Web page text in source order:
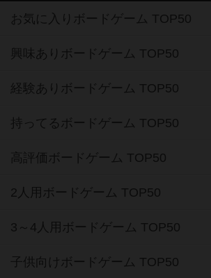
お気に入りボードゲーム TOP50
興味ありボードゲーム TOP50
経験ありボードゲーム TOP50
持ってるボードゲーム TOP50
高評価ボードゲーム TOP50
2人用ボードゲーム TOP50
3～4人用ボードゲーム TOP50
子供向けボードゲーム TOP50